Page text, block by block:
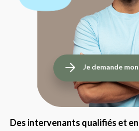
Je demande
Des intervenants qualifiés et en